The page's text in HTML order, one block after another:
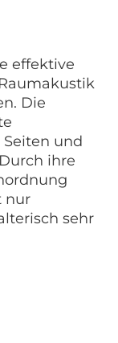
effektive
Die
und
ihre
nur
sehr